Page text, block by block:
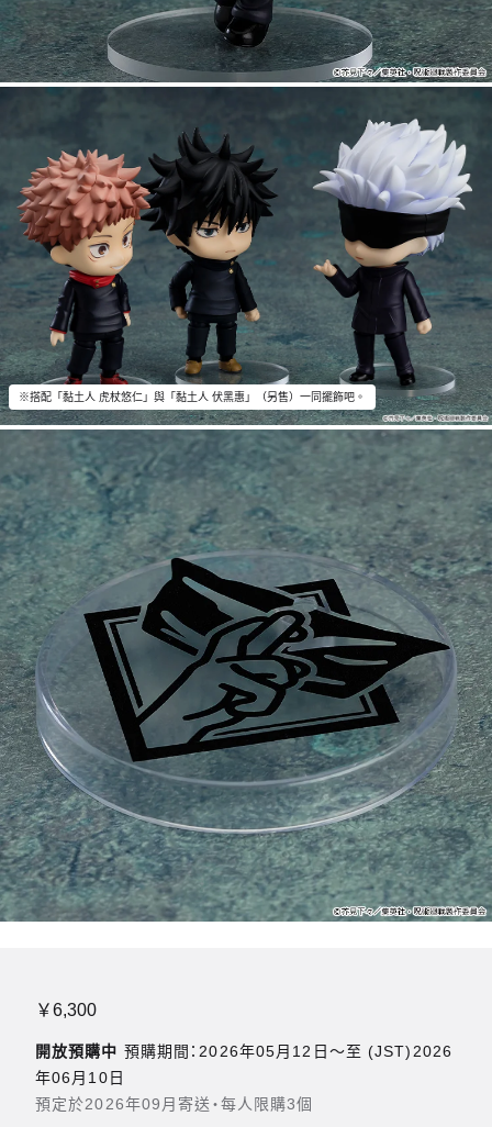
※搭配「黏土人 虎杖悠仁」與「黏土人 伏黑惠」（另售）一同擺飾吧。
￥6,300
開放預購中 預購期間：2026年05月12日〜至 (JST)2026
年06月10日
預定於2026年09月寄送・每人限購3個